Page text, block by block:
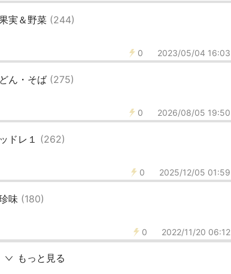
実＆野菜 (244)
0 2023/05/04 16:03
ん・そば (275)
0 2026/08/05 19:50
ドレ１ (262)
0 2025/12/05 01:59
味 (180)
0 2022/11/20 06:12
もっと見る